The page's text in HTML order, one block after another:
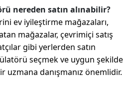
nereden satın alınabilir?
ev iyileştirme mağazaları,
mağazalar, çevrimiçi satış
gibi yerlerden satın
seçmek ve uygun şekilde
danışmanız önemlidir.